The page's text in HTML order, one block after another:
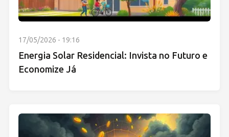
17/05/2026 - 19:16
Energia Solar Residencial: Invista no Futuro e
Economize Já